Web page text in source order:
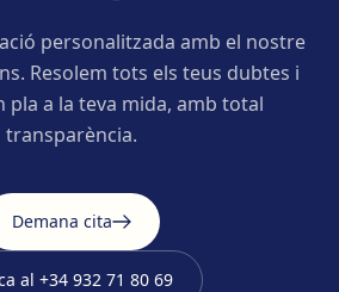
personalitzada amb el nostre
Resolem tots els teus dubtes i
pla a la teva mida, amb total
transparència.
Demana cita
al +34 932 71 80 69